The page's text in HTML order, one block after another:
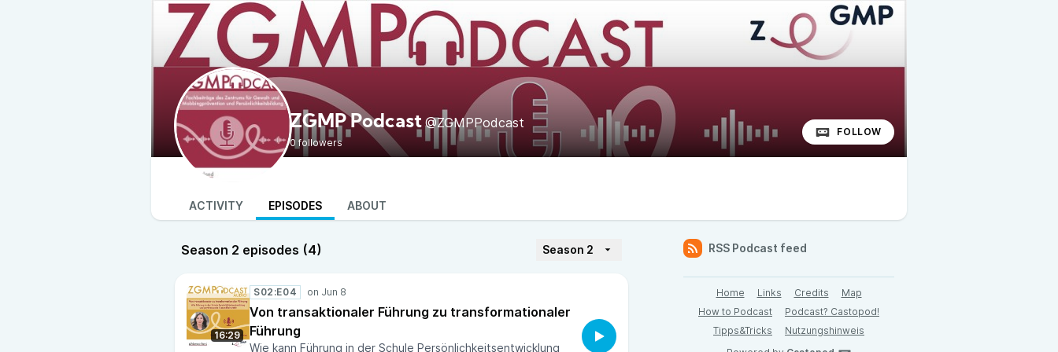
ZGMP Podcast @ZGMPPodcast
0 followers
FOLLOW
ACTIVITY EPISODES ABOUT
Season 2 episodes (4) Season 2
16:29
S02:E04
Von transaktionaler Führung zu transformationaler
Führung
Wie kann Führung in der Schule Persönlichkeitsentwicklung
RSS Podcast feed
Home Links Credits
Map
How to Podcast
Podcast? Castopod!
Tipps&Tricks
Nutzungshinweis